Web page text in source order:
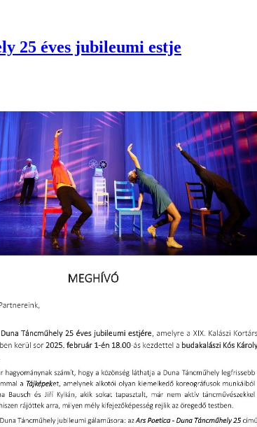
25 éves jubileumi estje